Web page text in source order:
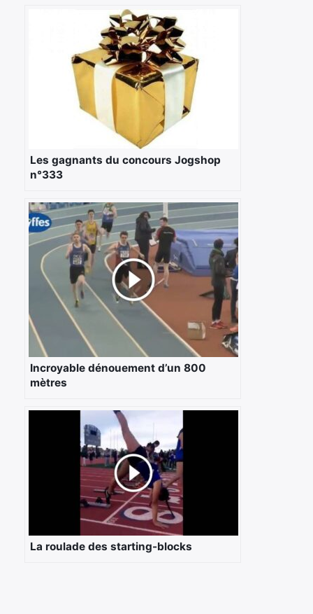
Les gagnants du concours Jogshop
n°333
Incroyable dénouement d’un 800
mètres
La roulade des starting-blocks